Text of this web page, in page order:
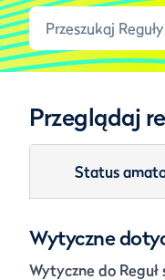
Przeglądaj
Status
Wytyczne
Wytyczne do